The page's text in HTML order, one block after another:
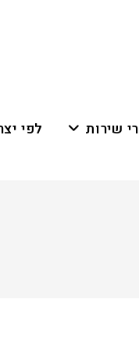
שירות לפי